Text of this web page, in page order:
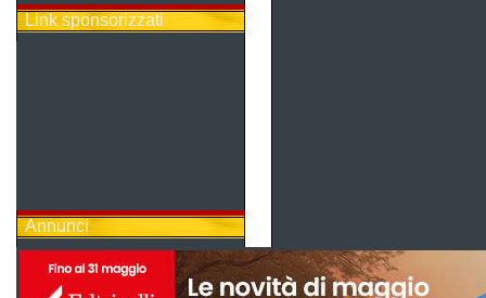
Link sponsorizzati
Annunci